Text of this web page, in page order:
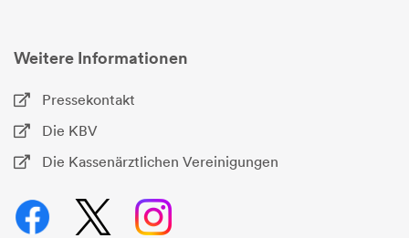
Weitere Informationen
Pressekontakt
Die KBV
Die Kassenärztlichen Vereinigungen